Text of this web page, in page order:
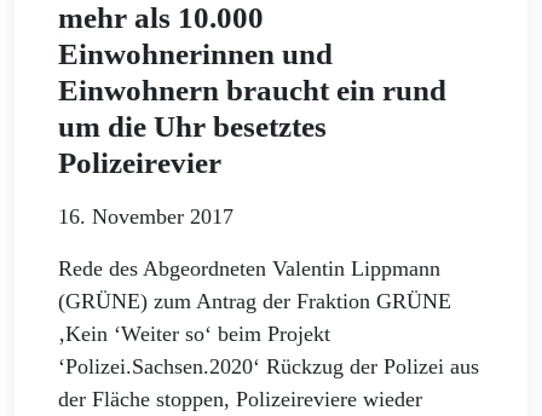
mehr als 10.000
Einwohnerinnen und
Einwohnern braucht ein rund
um die Uhr besetztes
Polizeirevier
16. November 2017
Rede des Abgeordneten Valentin Lippmann
(GRÜNE) zum Antrag der Fraktion GRÜNE
‚Kein ‘Weiter so‘ beim Projekt
‘Polizei.Sachsen.2020‘ Rückzug der Polizei aus
der Fläche stoppen, Polizeireviere wieder